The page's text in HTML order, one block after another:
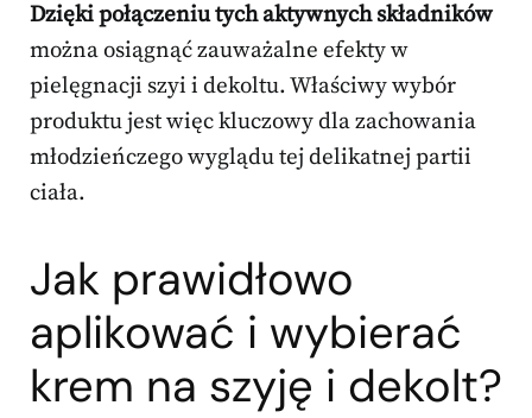
Dzięki połączeniu tych aktywnych składników
można osiągnąć zauważalne efekty w
pielęgnacji szyi i dekoltu. Właściwy wybór
produktu jest więc kluczowy dla zachowania
młodzieńczego wyglądu tej delikatnej partii
ciała.
Jak prawidłowo
aplikować i wybierać
krem na szyję i dekolt?